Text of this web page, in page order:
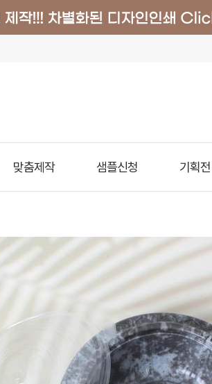
맞춤제작 샘플신청 기획전